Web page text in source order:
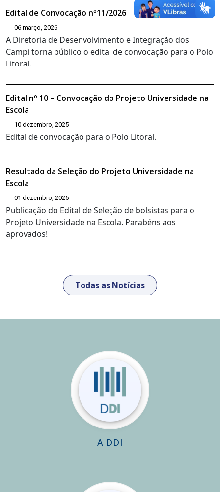
Edital de Convocação nº11/2026
06 março, 2026
A Diretoria de Desenvolvimento e Integração dos
Campi torna público o edital de convocação para o Polo
Litoral.
Edital nº 10 – Convocação do Projeto Universidade na
Escola
10 dezembro, 2025
Edital de convocação para o Polo Litoral.
Resultado da Seleção do Projeto Universidade na
Escola
01 dezembro, 2025
Publicação do Edital de Seleção de bolsistas para o
Projeto Universidade na Escola. Parabéns aos
aprovados!
Todas as Notícias
A DDI